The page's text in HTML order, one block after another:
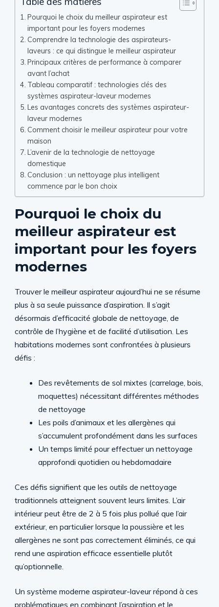
Pourquoi le choix du meilleur aspirateur est
important pour les foyers modernes
Comprendre la technologie des aspirateurs-
laveurs : ce qui distingue le meilleur aspirateur
Principaux critères de performance à comparer
avant l’achat
Tableau comparatif : technologies clés des
systèmes aspirateur-laveur modernes
Les avantages concrets des systèmes aspirateur-
laveur modernes
Comment choisir le meilleur aspirateur pour votre
maison
L’avenir de la technologie de nettoyage
domestique
Conclusion : un nettoyage plus intelligent
commence par le bon choix
Pourquoi le choix du
meilleur aspirateur est
important pour les foyers
modernes
Trouver le meilleur aspirateur aujourd’hui ne se résume
plus à sa seule puissance d’aspiration. Il s’agit
désormais d’efficacité globale de nettoyage, de
contrôle de l’hygiène et de facilité d’utilisation. Les
habitations modernes sont confrontées à plusieurs
défis :
Des revêtements de sol mixtes (carrelage, bois,
moquettes) nécessitant différentes méthodes
de nettoyage
Les poils d’animaux et les allergènes qui
s’accumulent profondément dans les surfaces
Un temps limité pour effectuer un nettoyage
approfondi quotidien ou hebdomadaire
Ces défis signifient que les outils de nettoyage
traditionnels atteignent souvent leurs limites. L’air
intérieur peut être de 2 à 5 fois plus pollué que l’air
extérieur, en particulier lorsque la poussière et les
allergènes ne sont pas correctement éliminés, ce qui
rend une aspiration efficace essentielle plutôt
qu’optionnelle.
Un système moderne aspirateur-laveur répond à ces
problématiques en combinant l’aspiration et le